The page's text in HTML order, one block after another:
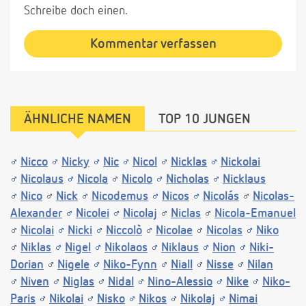
Schreibe doch einen.
Kommentar verfassen
ÄHNLICHE NAMEN TOP 10 JUNGEN
Nicco Nicky Nic Nicol Nicklas
Nickolai
Nicolaus
Nicola Nicolo Nicholas
Nicklaus
Nico
Nick Nicodemus Nicos Nicolás
Nicolas-
Alexander
Nicolei Nicolaj Niclas
Nicola-Emanuel
Nicolai
Nicki Niccolò Nicolae Nicolas
Niko
Niklas
Nigel Nikolaos Niklaus Nion
Niki-
Dorian
Nigele Niko-Fynn Niall Nisse
Nilan
Niven
Niglas Nidal Nino-Alessio Nike
Niko-
Paris
Nikolai Nisko Nikos Nikolaj
Nimai